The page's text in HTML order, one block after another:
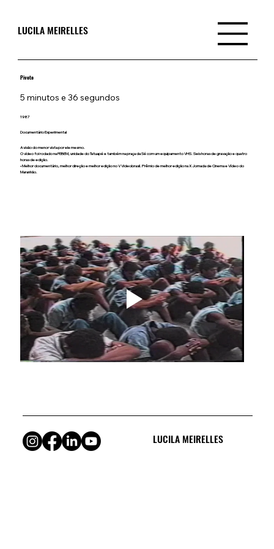
LUCILA MEIRELLES
Pivete
5 minutos e 36 segundos
1987
A visão do menor vista por ele mesmo.
O vídeo foi rodado na FEBEM, unidade do Tatuapé e também na praça da Sé com um equipamento VHS. Seis horas de gravação e quatro
horas de edição.
• Melhor documentário, melhor direção e melhor edição no V Videobrasil. Prêmio de melhor edição na X Jornada de Cinema e Vídeo do
Maranhão.
Documentário Experimental
LUCILA MEIRELLES